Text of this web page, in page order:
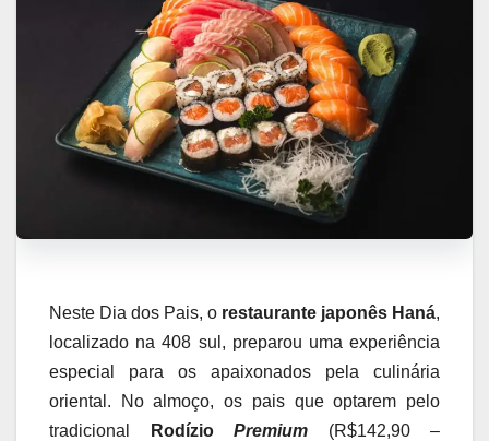
Neste Dia dos Pais, o restaurante japonês Haná,
localizado na 408 sul, preparou uma experiência
especial para os apaixonados pela culinária
oriental. No almoço, os pais que optarem pelo
tradicional
Rodízio Premium (R$142,90 –